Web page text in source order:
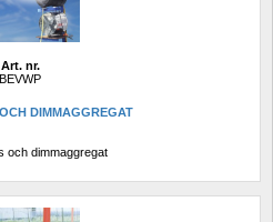
Art. nr.
BEVWP
DIMMAGGREGAT
och dimmaggregat